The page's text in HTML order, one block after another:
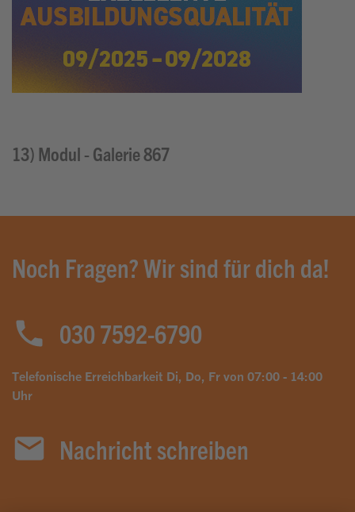
13) Modul - Galerie 867
Noch Fragen? Wir sind für dich da!
030 7592-6790
Telefonische Erreichbarkeit Di, Do, Fr von 07:00 - 14:00
Uhr
Nachricht schreiben